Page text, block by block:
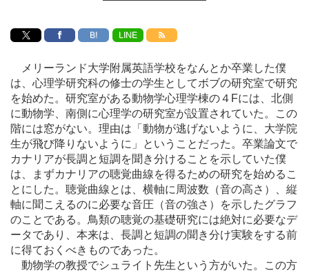
B! LINE
メリーランド大学附属英語学校をなんとか卒業した僕
は、心理学研究科の修士の学生としてボブの研究室で研究
を始めた。研究室がある動物学心理学棟の４Fには、北側
に動物学、南側に心理学の研究室が設置されていた。この
階には窓がない。理由は「動物が逃げないように、大学院
生が飛び降りないように」ということだった。卒業論文で
カナリアが長調と短調を聞き分けることを示していた僕
は、まずカナリアの聴覚曲線を得るための研究を始めるこ
とにした。聴覚曲線とは、横軸に周波数（音の高さ）、縦
軸に聞こえるのに必要な音圧（音の強さ）を示したグラフ
のことである。鳥類の聴覚の基礎研究には絶対に必要なデ
ータであり、本来は、長調と短調の聞き分け実験をする前
に得ておくべきものであった。
動物学の教授でシュライト先生という方がいた。この方